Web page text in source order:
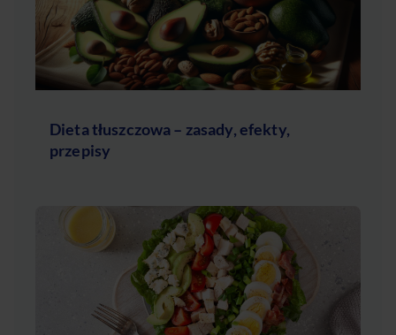
Dieta tłuszczowa – zasady, efekty,
przepisy